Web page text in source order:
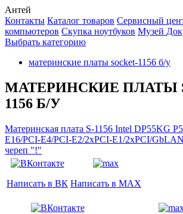
Антей
Контакты Каталог товаров Сервисный
компьютеров Cкупка ноутбуков Музей
Выбрать категорию
материнские платы socket-1156 б/у
МАТЕРИНСКИЕ ПЛАТЫ
1156 Б/У
Материнская плата S-1156 Intel DP55KG
E16/PCI-E4/PCI-E2/2xPCI-E1/2xPCI/
череп "!"
Написать в ВК Написать в MAX